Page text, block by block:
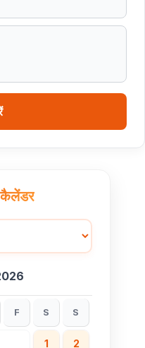
2028-29, 2029-30 के
कैलेंडर
F S S
1 2